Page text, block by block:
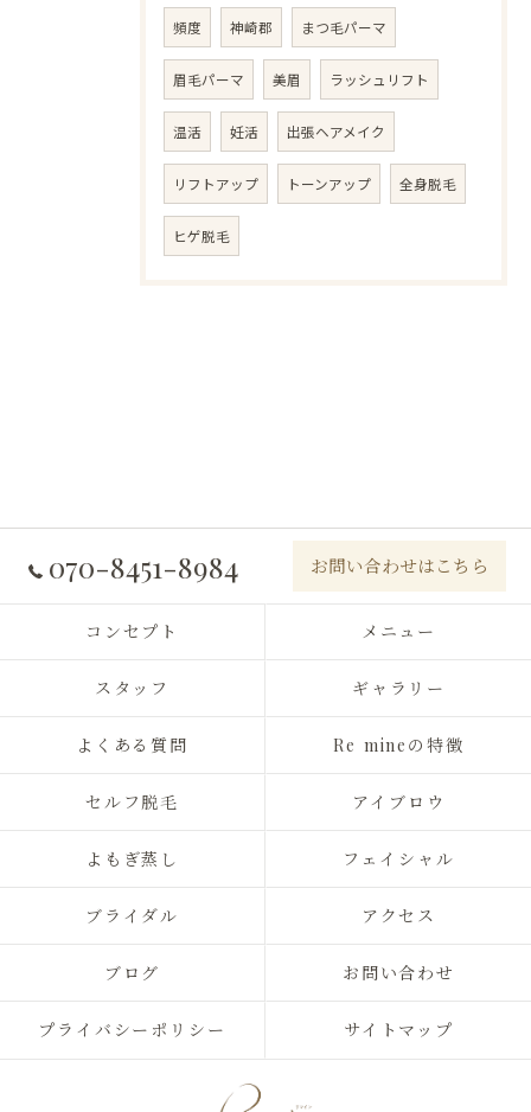
頻度 神崎郡 まつ毛パーマ
眉毛パーマ 美眉 ラッシュリフト
温活 妊活 出張ヘアメイク
リフトアップ トーンアップ 全身脱毛
ヒゲ脱毛
070-8451-8984 お問い合わせはこちら
コンセプト メニュー
スタッフ ギャラリー
よくある質問 Re mineの特徴
セルフ脱毛 アイブロウ
よもぎ蒸し フェイシャル
ブライダル アクセス
ブログ お問い合わせ
プライバシーポリシー サイトマップ